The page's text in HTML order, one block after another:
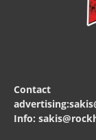
Contact
Info: